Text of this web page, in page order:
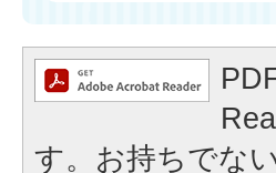
す。お持ちでな